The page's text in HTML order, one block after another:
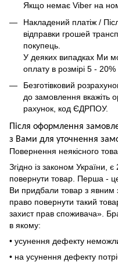
Якщо немає Viber на
Накладений платіж /
відправки грошей
покупець.
У деяких випадках Ми
оплату в розмірі 5 -
Безготівковий
до замовлення вкажіть
рахунок, код ЄДРПОУ.
Після оформлення
з Вами для уточнення
Повернення неякісного
Згідно із законом
повернути товар. Перша -
Ви придбали товар з
право повернути такий
захист прав споживача».
в якому:
• усунення дефекту
• на усунення дефекту